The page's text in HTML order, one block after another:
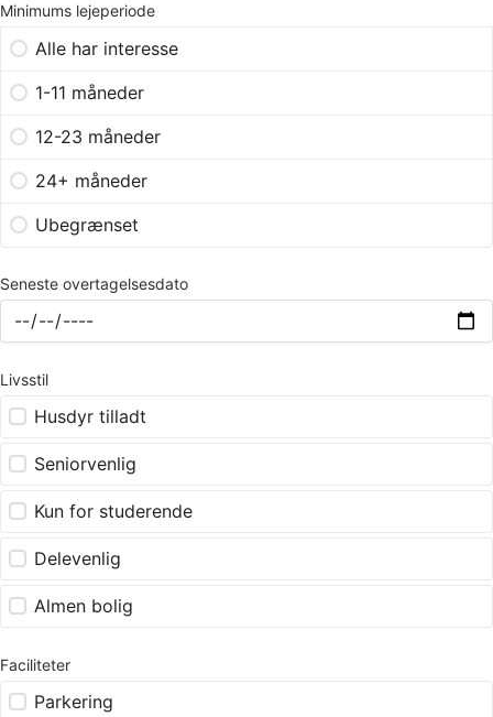
Minimums lejeperiode
Alle har interesse
1-11 måneder
12-23 måneder
24+ måneder
Ubegrænset
Seneste overtagelsesdato
Livsstil
Husdyr tilladt
Seniorvenlig
Kun for studerende
Delevenlig
Almen bolig
Faciliteter
Parkering